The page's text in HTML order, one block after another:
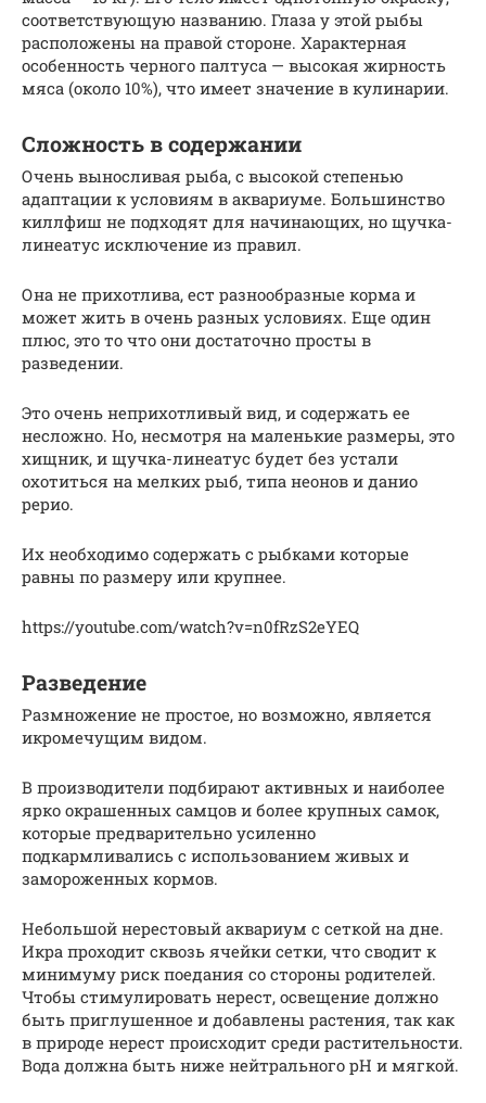
соответствующую названию. Глаза у этой рыбы
расположены на правой стороне. Характерная
особенность черного палтуса — высокая жирность
мяса (около 10%), что имеет значение в кулинарии.
Сложность в содержании
Очень выносливая рыба, с высокой степенью
адаптации к условиям в аквариуме. Большинство
киллфиш не подходят для начинающих, но щучка-
линеатус исключение из правил.
Она не прихотлива, ест разнообразные корма и
может жить в очень разных условиях. Еще один
плюс, это то что они достаточно просты в
разведении.
Это очень неприхотливый вид, и содержать ее
несложно. Но, несмотря на маленькие размеры, это
хищник, и щучка-линеатус будет без устали
охотиться на мелких рыб, типа неонов и данио
рерио.
Их необходимо содержать с рыбками которые
равны по размеру или крупнее.
https://youtube.com/watch?v=n0fRzS2eYEQ
Разведение
Размножение не простое, но возможно, является
икромечущим видом.
В производители подбирают активных и наиболее
ярко окрашенных самцов и более крупных самок,
которые предварительно усиленно
подкармливались с использованием живых и
замороженных кормов.
Небольшой нерестовый аквариум с сеткой на дне.
Икра проходит сквозь ячейки сетки, что сводит к
минимуму риск поедания со стороны родителей.
Чтобы стимулировать нерест, освещение должно
быть приглушенное и добавлены растения, так как
в природе нерест происходит среди растительности.
Вода должна быть ниже нейтрального рН и мягкой.